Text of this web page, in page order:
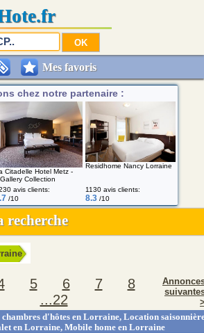
5 6 7
8
...22
d'hôtes en Lorraine, Location
en Lorraine, Mobile home en Lorraine
Mes favoris
chez notre partenaire :
Citadelle Hotel Metz -
Collection
Residhome Nancy Lorraine
avis clients:
/10
1130 avis clients:
8.3 /10